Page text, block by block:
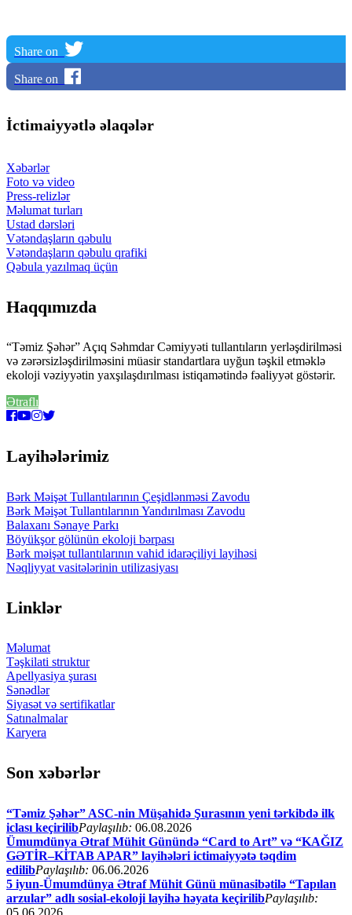
Share on
Share on
İctimaiyyətlə əlaqələr
Xəbərlər
Foto və video
Press-relizlər
Məlumat turları
Ustad dərsləri
Vətəndaşların qəbulu
Vətəndaşların qəbulu qrafiki
Qəbula yazılmaq üçün
Haqqımızda
“Təmiz Şəhər” Açıq Səhmdar Cəmiyyəti tullantıların yerləşdirilməsi
və zərərsizləşdirilməsini müasir standartlara uyğun təşkil etməklə
ekoloji vəziyyətin yaxşılaşdırılması istiqamətində fəaliyyət göstərir.
Ətraflı
Layihələrimiz
Bərk Məişət Tullantılarının Çeşidlənməsi Zavodu
Bərk Məişət Tullantılarının Yandırılması Zavodu
Balaxanı Sənaye Parkı
Böyükşor gölünün ekoloji bərpası
Bərk məişət tullantılarının vahid idarəçiliyi layihəsi
Nəqliyyat vasitələrinin utilizasiyası
Linklər
Məlumat
Təşkilati struktur
Apellyasiya şurası
Sənədlər
Siyasət və sertifikatlar
Satınalmalar
Karyera
Son xəbərlər
“Təmiz Şəhər” ASC-nin Müşahidə Şurasının yeni tərkibdə ilk
iclası keçirilibPaylaşılıb: 06.08.2026
Ümumdünya Ətraf Mühit Günündə “Card to Art” və “KAĞIZ
GƏTİR–KİTAB APAR” layihələri ictimaiyyətə təqdim
edilibPaylaşılıb: 06.06.2026
5 iyun-Ümumdünya Ətraf Mühit Günü münasibətilə “Tapılan
arzular” adlı sosial-ekoloji layihə həyata keçirilibPaylaşılıb:
05.06.2026